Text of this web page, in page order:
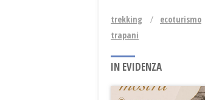
trekking ecoturismo
trapani
IN EVIDENZA